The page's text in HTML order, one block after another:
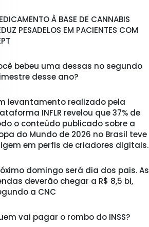
À BASE DE CANNABIS
PESADELOS EM PACIENTES COM
bebeu uma dessas no segundo
desse ano?
levantamento realizado pela
INFLR revelou que 37% de
o conteúdo publicado sobre a
do Mundo de 2026 no Brasil teve
em perfis de criadores digitais.
domingo será dia dos pais. As
deverão chegar a R$ 8,5 bi,
a CNC
vai pagar o rombo do INSS?